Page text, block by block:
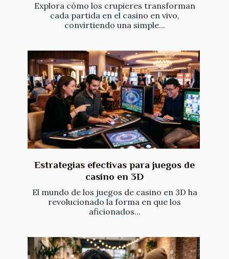
Explora cómo los crupieres transforman
cada partida en el casino en vivo,
convirtiendo una simple...
Estrategias efectivas para juegos de
casino en 3D
El mundo de los juegos de casino en 3D ha
revolucionado la forma en que los
aficionados...